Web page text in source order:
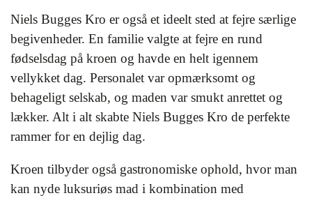
Niels Bugges Kro er også et ideelt sted at fejre særlige
begivenheder. En familie valgte at fejre en rund
fødselsdag på kroen og havde en helt igennem
vellykket dag. Personalet var opmærksomt og
behageligt selskab, og maden var smukt anrettet og
lækker. Alt i alt skabte Niels Bugges Kro de perfekte
rammer for en dejlig dag.
Kroen tilbyder også gastronomiske ophold, hvor man
kan nyde luksuriøs mad i kombination med